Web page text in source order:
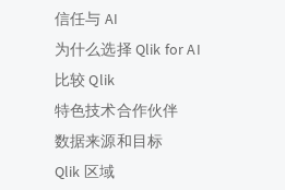
信任与 AI
为什么选择 Qlik for AI
比较 Qlik
特色技术合作伙伴
数据来源和目标
Qlik 区域